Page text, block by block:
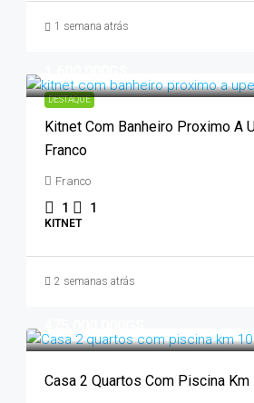
1 semana atrás
DESTAQUE
Kitnet Com Banheiro Proximo A
Franco
Franco
1 1
KITNET
2 semanas atrás
Casa 2 Quartos Com Piscina Km